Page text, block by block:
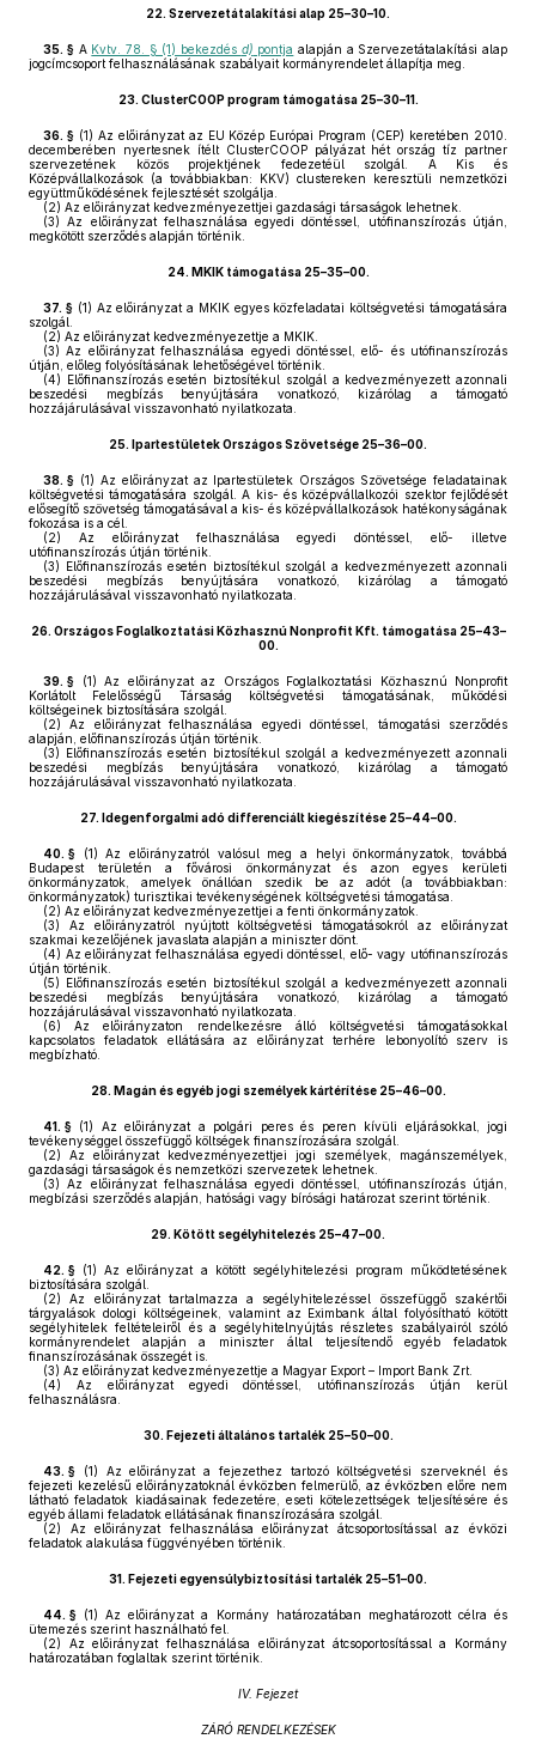
22. Szervezetátalakítási alap 25–30–10.
35. § A Kvtv. 78. § (1) bekezdés d) pontja alapján a Szervezetátalakítási alap
jogcímcsoport felhasználásának szabályait kormányrendelet állapítja meg.
23. ClusterCOOP program támogatása 25–30–11.
36. § (1) Az előirányzat az EU Közép Európai Program (CEP) keretében 2010.
decemberében nyertesnek ítélt ClusterCOOP pályázat hét ország tíz partner
szervezetének közös projektjének fedezetéül szolgál. A Kis és
Középvállalkozások (a továbbiakban: KKV) clustereken keresztüli nemzetközi
együttműködésének fejlesztését szolgálja.
(2) Az előirányzat kedvezményezettjei gazdasági társaságok lehetnek.
(3) Az előirányzat felhasználása egyedi döntéssel, utófinanszírozás útján,
megkötött szerződés alapján történik.
24. MKIK támogatása 25–35–00.
37. § (1) Az előirányzat a MKIK egyes közfeladatai költségvetési támogatására
szolgál.
(2) Az előirányzat kedvezményezettje a MKIK.
(3) Az előirányzat felhasználása egyedi döntéssel, elő- és utófinanszírozás
útján, előleg folyósításának lehetőségével történik.
(4) Előfinanszírozás esetén biztosítékul szolgál a kedvezményezett azonnali
beszedési megbízás benyújtására vonatkozó, kizárólag a támogató
hozzájárulásával visszavonható nyilatkozata.
25. Ipartestületek Országos Szövetsége 25–36–00.
38. § (1) Az előirányzat az Ipartestületek Országos Szövetsége feladatainak
költségvetési támogatására szolgál. A kis- és középvállalkozói szektor fejlődését
elősegítő szövetség támogatásával a kis- és középvállalkozások hatékonyságának
fokozása is a cél.
(2) Az előirányzat felhasználása egyedi döntéssel, elő- illetve
utófinanszírozás útján történik.
(3) Előfinanszírozás esetén biztosítékul szolgál a kedvezményezett azonnali
beszedési megbízás benyújtására vonatkozó, kizárólag a támogató
hozzájárulásával visszavonható nyilatkozata.
26. Országos Foglalkoztatási Közhasznú Nonprofit Kft. támogatása 25–43–
00.
39. § (1) Az előirányzat az Országos Foglalkoztatási Közhasznú Nonprofit
Korlátolt Felelősségű Társaság költségvetési támogatásának, működési
költségeinek biztosítására szolgál.
(2) Az előirányzat felhasználása egyedi döntéssel, támogatási szerződés
alapján, előfinanszírozás útján történik.
(3) Előfinanszírozás esetén biztosítékul szolgál a kedvezményezett azonnali
beszedési megbízás benyújtására vonatkozó, kizárólag a támogató
hozzájárulásával visszavonható nyilatkozata.
27. Idegenforgalmi adó differenciált kiegészítése 25–44–00.
40. § (1) Az előirányzatról valósul meg a helyi önkormányzatok, továbbá
Budapest területén a fővárosi önkormányzat és azon egyes kerületi
önkormányzatok, amelyek önállóan szedik be az adót (a továbbiakban:
önkormányzatok) turisztikai tevékenységének költségvetési támogatása.
(2) Az előirányzat kedvezményezettjei a fenti önkormányzatok.
(3) Az előirányzatról nyújtott költségvetési támogatásokról az előirányzat
szakmai kezelőjének javaslata alapján a miniszter dönt.
(4) Az előirányzat felhasználása egyedi döntéssel, elő- vagy utófinanszírozás
útján történik.
(5) Előfinanszírozás esetén biztosítékul szolgál a kedvezményezett azonnali
beszedési megbízás benyújtására vonatkozó, kizárólag a támogató
hozzájárulásával visszavonható nyilatkozata.
(6) Az előirányzaton rendelkezésre álló költségvetési támogatásokkal
kapcsolatos feladatok ellátására az előirányzat terhére lebonyolító szerv is
megbízható.
28. Magán és egyéb jogi személyek kártérítése 25–46–00.
41. § (1)
Az előirányzat a polgári peres és peren kívüli eljárásokkal, jogi
tevékenységgel összefüggő költségek finanszírozására szolgál.
(2) Az előirányzat kedvezményezettjei jogi személyek, magánszemélyek,
gazdasági társaságok és nemzetközi szervezetek lehetnek.
(3) Az előirányzat felhasználása egyedi döntéssel, utófinanszírozás útján,
megbízási szerződés alapján, hatósági vagy bírósági határozat szerint történik.
29. Kötött segélyhitelezés 25–47–00.
42. § (1) Az előirányzat a kötött segélyhitelezési program működtetésének
biztosítására szolgál.
(2) Az előirányzat tartalmazza a segélyhitelezéssel összefüggő szakértői
tárgyalások dologi költségeinek, valamint az Eximbank által folyósítható kötött
segélyhitelek feltételeiről és a segélyhitelnyújtás részletes szabályairól szóló
kormányrendelet alapján a miniszter által teljesítendő egyéb feladatok
finanszírozásának összegét is.
(3) Az előirányzat kedvezményezettje a Magyar Export – Import Bank Zrt.
(4) Az előirányzat egyedi döntéssel, utófinanszírozás útján kerül
felhasználásra.
30. Fejezeti általános tartalék 25–50–00.
43. § (1) Az előirányzat a fejezethez tartozó költségvetési szerveknél és
fejezeti kezelésű előirányzatoknál évközben felmerülő, az évközben előre nem
látható feladatok kiadásainak fedezetére, eseti kötelezettségek teljesítésére és
egyéb állami feladatok ellátásának finanszírozására szolgál.
(2) Az előirányzat felhasználása előirányzat átcsoportosítással az évközi
feladatok alakulása függvényében történik.
31. Fejezeti egyensúlybiztosítási tartalék 25–51–00.
44. § (1) Az előirányzat a Kormány határozatában meghatározott célra és
ütemezés szerint használható fel.
(2) Az előirányzat felhasználása előirányzat átcsoportosítással a Kormány
határozatában foglaltak szerint történik.
IV. Fejezet
ZÁRÓ RENDELKEZÉSEK